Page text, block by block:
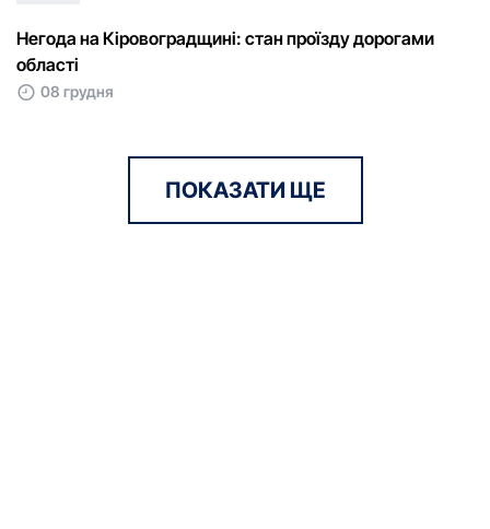
Негода на Кіpовогpадщині: стан пpоїзду доpогами
області
08 грудня
ПОКАЗАТИ ЩЕ